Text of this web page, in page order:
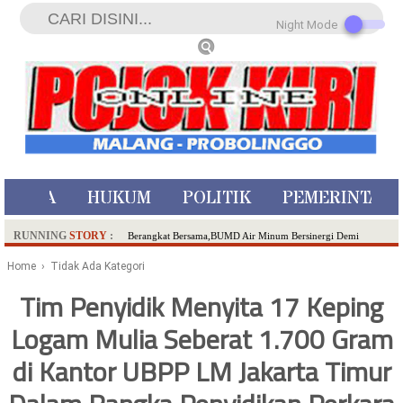
HUKUM POLITIK
RUNNING STORY : Berangkat Bersama,BUMD Air Minum Bersinergi Demi
Ditangkap di Kediri,Satu Buron
SDN Sumberejo 02 Kota Batu Kembangkan Program Inovasi
Literasi Melalui LASKAR JODA, Usung Filosofi Gelar Sehelai
Tikar
Ambulance Dari Berbagai Daerah Padati Kota Wisata Batu
Home › Tidak Ada Kategori
Tim Penyidik Menyita 17 Keping
Logam Mulia Seberat 1.700 Gram
di Kantor UBPP LM Jakarta Timur
Night Mode